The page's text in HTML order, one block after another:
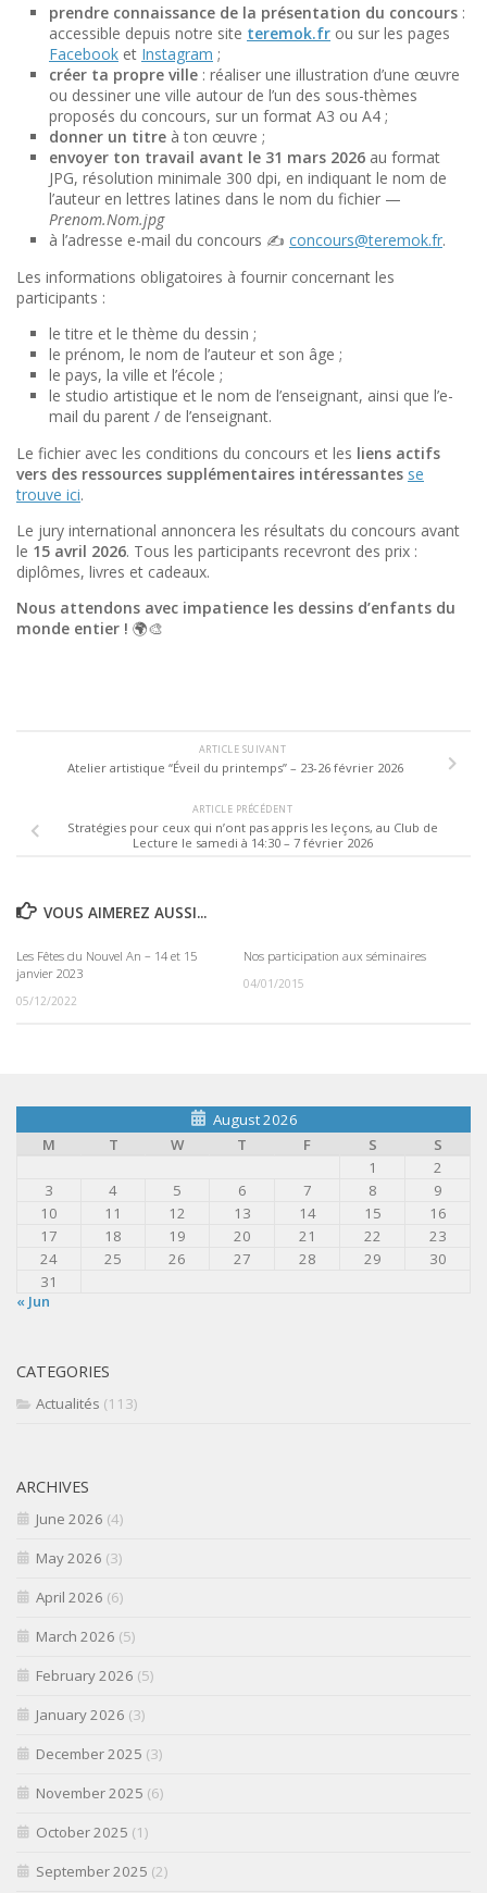
prendre connaissance de la présentation du concours :
accessible depuis notre site teremok.fr ou sur les pages
Facebook et Instagram ;
créer ta propre ville : réaliser une illustration d’une œuvre
ou dessiner une ville autour de l’un des sous-thèmes
proposés du concours, sur un format A3 ou A4 ;
donner un titre à ton œuvre ;
envoyer ton travail avant le 31 mars 2026 au format
JPG, résolution minimale 300 dpi, en indiquant le nom de
l’auteur en lettres latines dans le nom du fichier —
Prenom.Nom.jpg
à l’adresse e-mail du concours ✍️ concours@teremok.fr.
Les informations obligatoires à fournir concernant les
participants :
le titre et le thème du dessin ;
le prénom, le nom de l’auteur et son âge ;
le pays, la ville et l’école ;
le studio artistique et le nom de l’enseignant, ainsi que l’e-
mail du parent / de l’enseignant.
Le fichier avec les conditions du concours et les liens actifs
vers des ressources supplémentaires intéressantes se
trouve ici.
Le jury international annoncera les résultats du concours avant
le 15 avril 2026. Tous les participants recevront des prix :
diplômes, livres et cadeaux.
Nous attendons avec impatience les dessins d’enfants du
monde entier ! 🌍🎨
ARTICLE SUIVANT
Atelier artistique “Éveil du printemps” – 23-26 février 2026
ARTICLE PRÉCÉDENT
Stratégies pour ceux qui n’ont pas appris les leçons, au Club de
Lecture le samedi à 14:30 – 7 février 2026
VOUS AIMEREZ AUSSI...
Les Fêtes du Nouvel An – 14 et 15
janvier 2023
05/12/2022
Nos participation aux séminaires
04/01/2015
August 2026
M
T W T F S
S
1
2
3
4 5 6 7 8
9
10
11 12 13 14 15
16
17
18 19 20 21 22
23
24
25 26 27 28 29
30
31
« Jun
CATEGORIES
Actualités (113)
ARCHIVES
June 2026 (4)
May 2026 (3)
April 2026 (6)
March 2026 (5)
February 2026 (5)
January 2026 (3)
December 2025 (3)
November 2025 (6)
October 2025 (1)
September 2025 (2)